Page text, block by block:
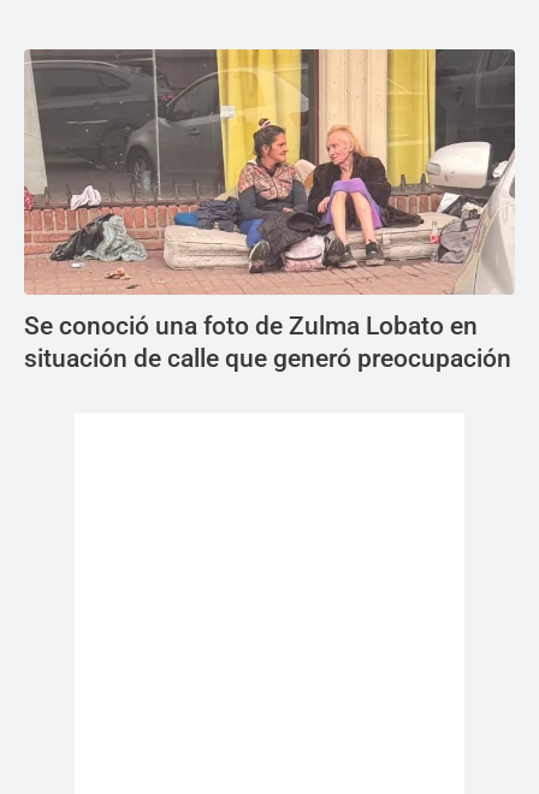
Se conoció una foto de Zulma Lobato en
situación de calle que generó preocupación